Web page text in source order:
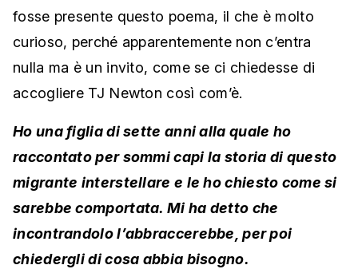
fosse presente questo poema, il che è molto
curioso, perché apparentemente non c’entra
nulla ma è un invito, come se ci chiedesse di
accogliere TJ Newton così com’è.
Ho una figlia di sette anni alla quale ho
raccontato per sommi capi la storia di questo
migrante interstellare e le ho chiesto come si
sarebbe comportata. Mi ha detto che
incontrandolo l’abbraccerebbe, per poi
chiedergli di cosa abbia bisogno.